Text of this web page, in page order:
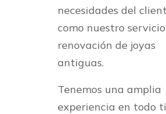
necesidades del
como nuestro
renovación de joyas
antiguas.
Tenemos una amplia
experiencia en todo